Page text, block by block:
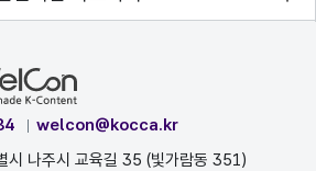
welcon@kocca.kr
시 나주시 교육길 35 (빛가람동 351)